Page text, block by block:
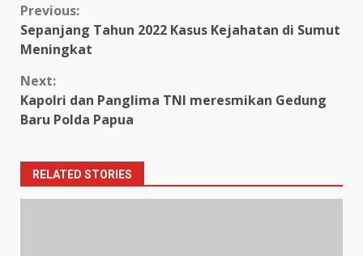
Continue
Reading
Previous:
Sepanjang Tahun 2022 Kasus Kejahatan di Sumut
Meningkat
Next:
Kapolri dan Panglima TNI meresmikan Gedung
Baru Polda Papua
RELATED STORIES